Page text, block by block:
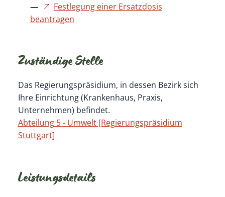
Festlegung einer Ersatzdosis
beantragen
Zuständige Stelle
Das Regierungspräsidium, in dessen Bezirk sich
Ihre Einrichtung (Krankenhaus, Praxis,
Unternehmen) befindet.
Abteilung 5 - Umwelt [Regierungspräsidium
Stuttgart]
Leistungsdetails